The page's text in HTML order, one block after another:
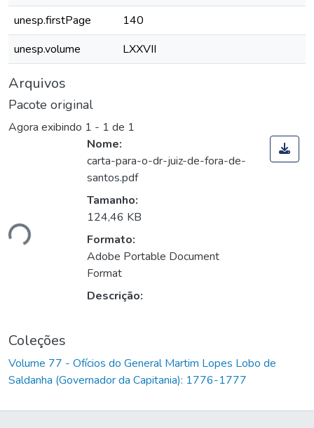
unesp.firstPage
140
unesp.volume
LXXVII
Arquivos
Pacote original
Agora exibindo 1 - 1 de 1
Nome:
carta-para-o-dr-juiz-de-fora-de-
santos.pdf
Tamanho:
124,46 KB
Formato:
Adobe Portable Document
Format
Descrição:
Coleções
Volume 77 - Ofícios do General Martim Lopes Lobo de
Saldanha (Governador da Capitania): 1776-1777